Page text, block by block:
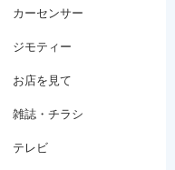
カーセンサー
ジモティー
お店を見て
雑誌・チラシ
テレビ